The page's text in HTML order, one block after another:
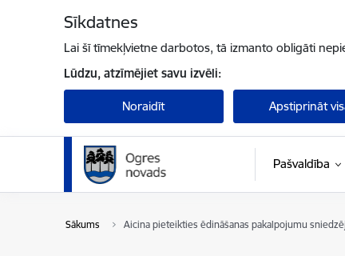
Sīkdatnes
Lai šī tīmekļvietne darbotos, tā izmanto obligāti
Lūdzu, atzīmējiet savu izvēli:
Noraidīt Apstiprināt
Pašvaldība
Sākums Aicina pieteikties ēdināšanas pakalpojumu